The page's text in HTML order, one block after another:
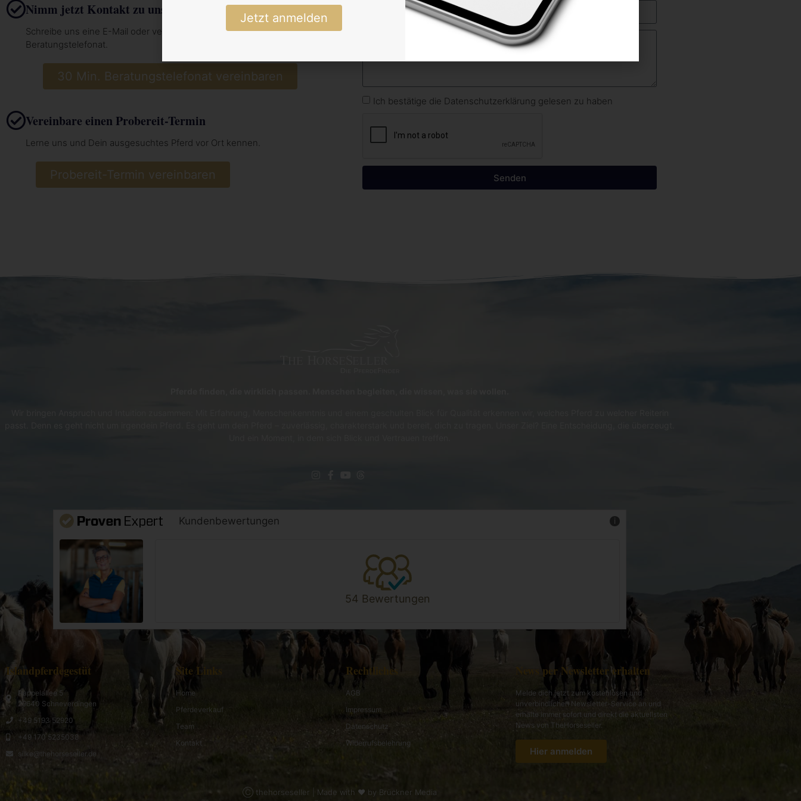
Nimm jetzt Kontakt zu uns auf
Schreibe uns eine E-Mail oder vereinbare hier dein 30 Min.
Beratungstelefonat.
30 Min. Beratungstelefonat vereinbaren
Vereinbare einen Probereit-Termin
Lerne uns und Dein ausgesuchtes Pferd vor Ort kennen.
Probereit-Termin vereinbaren
Ich bestätige die Datenschutzerklärung gelesen zu haben
Senden
Kundenbewertungen
54 Bewertungen
Islandpferdegestüt
Pappelallee 5
29640 Schneverdingen
+49 5193 52920
+49 170 5235038
silke@thehorseseller.de
Site Links
Home
Pferdeverkauf
Team
Kontakt
Rechtliches
AGB
Impressum
Datenschutz
Widerrufsbelehrung
News per Newsletter erhalten
Melde dich jetzt zum kostenlosen und
unverbindlichen Newsletter-Service an und
erhalte immer sofort und direkt die aktuellsten
News von TheHorseseller.
Hier anmelden
Ⓒ thehorseseller | Made with ❤ by Brückner Media
Jetzt anmelden